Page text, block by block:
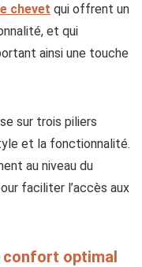
chevet qui offrent un
et qui
ainsi une touche
sur trois piliers
et la fonctionnalité.
au niveau du
faciliter l’accès aux
confort optimal